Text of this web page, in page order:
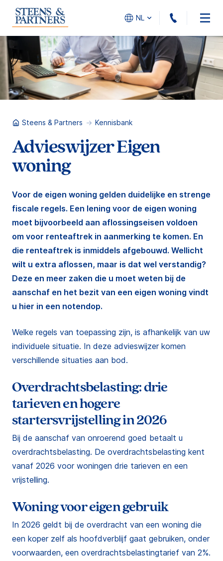
NL 010 -
Steens & Partners Kennisbank
Advieswijzer Eigen
woning
Voor de eigen woning gelden duidelijke en strenge
fiscale regels. Een lening voor de eigen woning
moet bijvoorbeeld aan aflossingseisen voldoen
om voor renteaftrek in aanmerking te komen. En
die renteaftrek is inmiddels afgebouwd. Wellicht
wilt u extra aflossen, maar is dat wel verstandig?
Deze en meer zaken die u moet weten bij de
aanschaf en het bezit van een eigen woning vindt
u hier in een notendop.
Welke regels van toepassing zijn, is afhankelijk van uw
individuele situatie. In deze advieswijzer komen
verschillende situaties aan bod.
Overdrachtsbelasting: drie
tarieven en hogere
startersvrijstelling in 2026
Bij de aanschaf van onroerend goed betaalt u
overdrachtsbelasting. De overdrachtsbelasting kent
vanaf 2026 voor woningen drie tarieven en een
vrijstelling.
Woning voor eigen gebruik
In 2026 geldt bij de overdracht van een woning die
een koper zelf als hoofdverblijf gaat gebruiken, onder
voorwaarden, een overdrachtsbelastingtarief van 2%.